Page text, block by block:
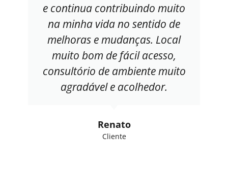
e continua contribuindo muito
na minha vida no sentido de
melhoras e mudanças. Local
muito bom de fácil acesso,
consultório de ambiente muito
agradável e acolhedor.
Renato
Cliente